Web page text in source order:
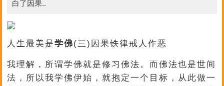
白了因果..
人生最美是学佛(三)因果铁律戒人作恶
我理解，所谓学佛就是修习佛法。而佛法也是世间
法，所以我学佛伊始，就抱定一个目标，从此做一